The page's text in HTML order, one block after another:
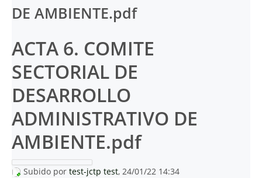
DE AMBIENTE.pdf
ACTA 6. COMITE
SECTORIAL DE
DESARROLLO
ADMINISTRATIVO DE
AMBIENTE.pdf
Subido por test-jctp test, 24/01/22 14:34